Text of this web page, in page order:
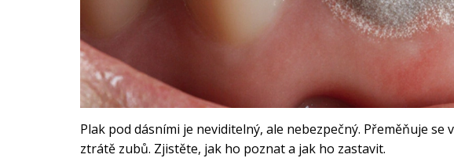
Plak pod dásními je neviditelný, ale nebezpečný. Přeměňuje
ztrátě zubů. Zjistěte, jak ho poznat a jak ho zastavit.